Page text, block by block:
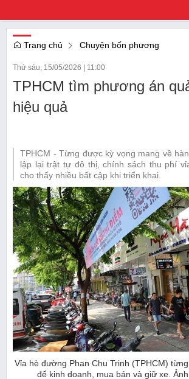
Trang chủ Chuyện bốn phương
Thứ sáu, 15/05/2026 | 11:00
TPHCM tìm phương án
hiệu quả
TPHCM - Từng được kỳ vọng mang về
lập lại trật tự đô thị, chính sách thu phí
cho thấy nhiều bất cập khi triển khai.
Vỉa hè đường Phan Chu Trinh (TPHCM)
để kinh doanh, mua bán và giữ xe.